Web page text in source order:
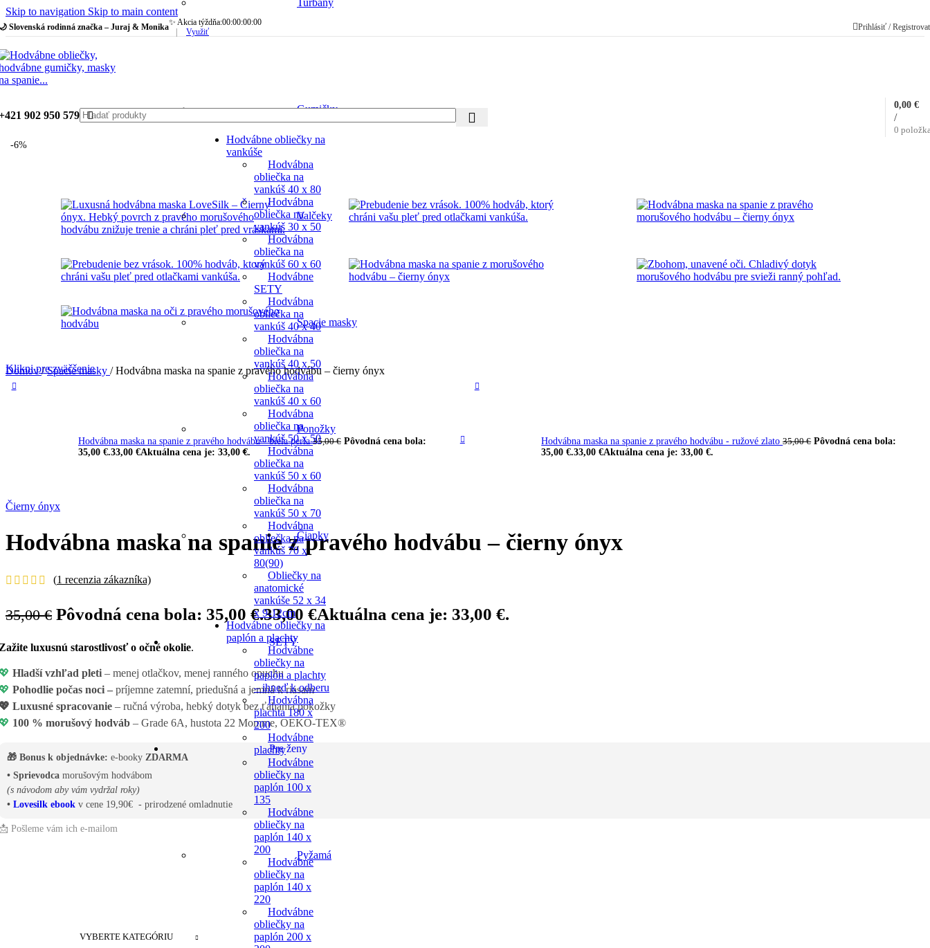
Skip to navigation Skip to main content
Slovenská rodinná značka – Juraj & Monika✨ Akcia týždňa:00:00:00:00
Využiť Prihlásiť /
Gumičky
Valčeky
Spacie masky
Ponožky
Čiapky
SETY
Pre ženy
Pyžamá
902 950 579
VYBERTE KATEGÓRIU
Hodvábne obliečky na
vankúše
Hodvábna
obliečka na
vankúš 40 x 80
Hodvábna
obliečka na
vankúš 30 x 50
Hodvábna
obliečka na
vankúš 60 x 60
Hodvábne
SETY
Hodvábna
obliečka na
vankúš 40 x 40
Hodvábna
obliečka na
vankúš 40 x 50
Hodvábna
obliečka na
vankúš 40 x 60
Hodvábna
obliečka na
vankúš 50 x 50
Hodvábna
obliečka na
vankúš 50 x 60
Hodvábna
obliečka na
vankúš 50 x 70
Hodvábna
obliečka na
vankúš 70 x
80(90)
Obliečky na
anatomické
vankúše 52 x 34
x 9-12cm
Hodvábne obliečky na
paplón a plachty
Hodvábne
obliečky na
paplón a plachty
– ihneď k odberu
Hodvábna
plachta 180 x
200
Hodvábne
plachty
Hodvábne
obliečky na
paplón 100 x
135
Hodvábne
obliečky na
paplón 140 x
200
Hodvábne
obliečky na
paplón 140 x
220
Hodvábne
obliečky na
paplón 200 x
0
/
0,00 €
-6%
Klikni pre zväčšenie
Domov/ Spacie masky / Hodvábna maska na spanie z pravého hodvábu – čierny ónyx
Hodvábna maska na spanie z pravého hodvábu - biela perla35,00€ Pôvodná cena bola:
35,00 €.33,00 €Aktuálna cena je: 33,00 €.
Hodvábna maska na spanie z pravého hodvábu - ružové zlato35,00€ Pôvodná cena bola:
35,00 €.33,00€Aktuálna cena je: 33,00 €.
Čierny ónyx
Hodvábna maska na spanie z pravého hodvábu – čierny ónyx
(1 recenzia zákazníka)
35,00€ Pôvodná cena bola: 35,00 €.33,00 €Aktuálna cena je: 33,00 €.
luxusnú starostlivosť o očné okolie.
Hladší vzhľad pleti – menej otlačkov, menej ranného opuchu
Pohodlie počas noci – príjemne zatemní, priedušná a jemná k riasam
Luxusné spracovanie – ručná výroba, hebký dotyk bez ťahania pokožky
100 % morušový hodváb – Grade 6A, hustota 22 Momme, OEKO-TEX®
🎁 Bonus k objednávke: e-booky ZDARMA
• Sprievodca morušovým hodvábom
(s návodom aby vám vydržal roky)
• Lovesilk ebook v cene 19,90€ - prirodzené omladnutie
Pošleme vám ich e-mailom